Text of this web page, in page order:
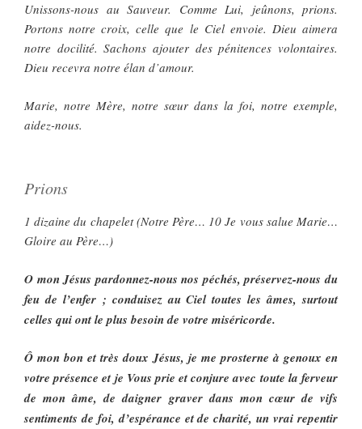
Unissons-nous au Sauveur. Comme Lui, jeûnons, prions.
Portons notre croix, celle que le Ciel envoie. Dieu aimera
notre docilité. Sachons ajouter des pénitences volontaires.
Dieu recevra notre élan d’amour.
Marie, notre Mère, notre sœur dans la foi, notre exemple,
aidez-nous.
Prions
1 dizaine du chapelet (Notre Père… 10 Je vous salue Marie…
Gloire au Père…)
O mon Jésus pardonnez-nous nos péchés, préservez-nous du
feu de l’enfer ; conduisez au Ciel toutes les âmes, surtout
celles qui ont le plus besoin de votre miséricorde.
Ô mon bon et très doux Jésus, je me prosterne à genoux en
votre présence et je Vous prie et conjure avec toute la ferveur
de mon âme, de daigner graver dans mon cœur de vifs
sentiments de foi, d’espérance et de charité, un vrai repentir